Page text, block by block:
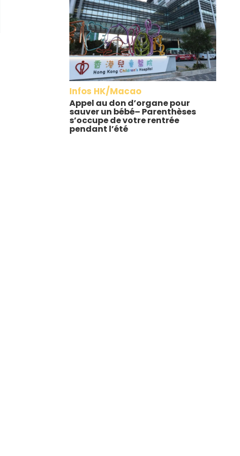
Infos HK/Macao
Appel au don d’organe pour
sauver un bébé– Parenthèses
s’occupe de votre rentrée
pendant l’été